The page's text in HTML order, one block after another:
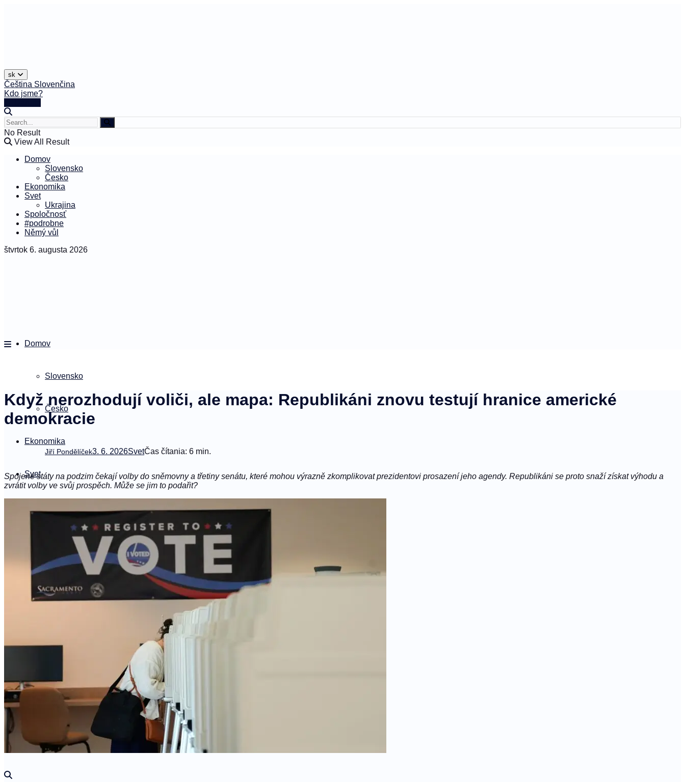
sk
Čeština Slovenčina
Kdo jsme?
No Result
View All Result
Domov
Slovensko
Česko
Ekonomika
Svet
Ukrajina
Spoločnosť
#podrobne
Němý vůl
štvrtok 6. augusta 2026
Domov
Slovensko
Česko
Ekonomika
Svet
#podrobne
Němý vůl
sk
Kdo jsme?
🤍 Darujte
Když nerozhodují voliči, ale mapa: Republikáni znovu testují hranice americké
demokracie
Jiří Pondělíček3. 6. 2026SvetČas čítania: 6 min.
Spojené státy na podzim čekají volby do sněmovny a třetiny senátu, které mohou výrazně zkomplikovat prezidentovi prosazení jeho agendy. Republikáni se proto snaží získat výhodu a
zvrátit volby ve svůj prospěch. Může se jim to podařit?